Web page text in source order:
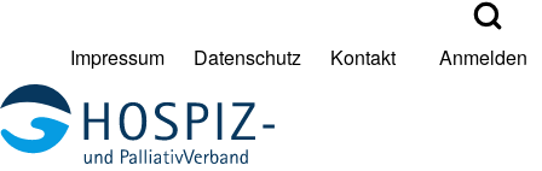
Suche
User account menu
Impressum Datenschutz Kontakt Anmelden